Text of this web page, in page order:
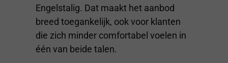
Engelstalig. Dat maakt het aanbod
breed toegankelijk, ook voor klanten
die zich minder comfortabel voelen in
één van beide talen.